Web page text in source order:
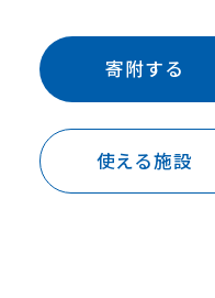
寄附する
使える施設